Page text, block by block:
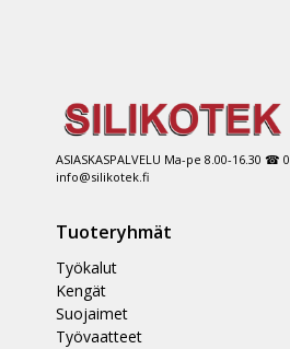
ASIASKASPALVELU Ma-pe 8.00-16.30 ☎
info@silikotek.fi
Tuoteryhmät
Työkalut
Kengät
Suojaimet
Työvaatteet